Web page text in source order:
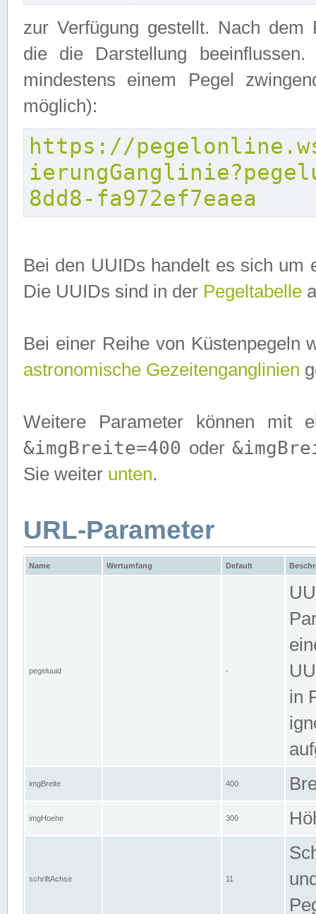
zur Verfügung gestellt. Nach dem
die die Darstellung
mindestens einem Pegel
möglich):
https://
8dd8-fa972ef7eaea
Bei den UUIDs handelt es sich um
Die UUIDs sind in der Pegeltabelle
Bei einer Reihe von Küstenpegeln
astronomische Gezeitenganglinien
Weitere Parameter können mit
&imgBreite=400 oder
Sie weiter unten.
URL-Parameter
Name Wertumfang Default
pegeluuid -
in
imgBreite 400
imgHoehe 300
schriftAchse 11